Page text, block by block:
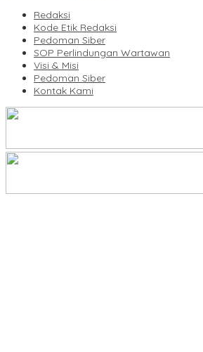
Redaksi
Kode Etik Redaksi
Pedoman Siber
SOP Perlindungan Wartawan
Visi & Misi
Pedoman Siber
Kontak Kami